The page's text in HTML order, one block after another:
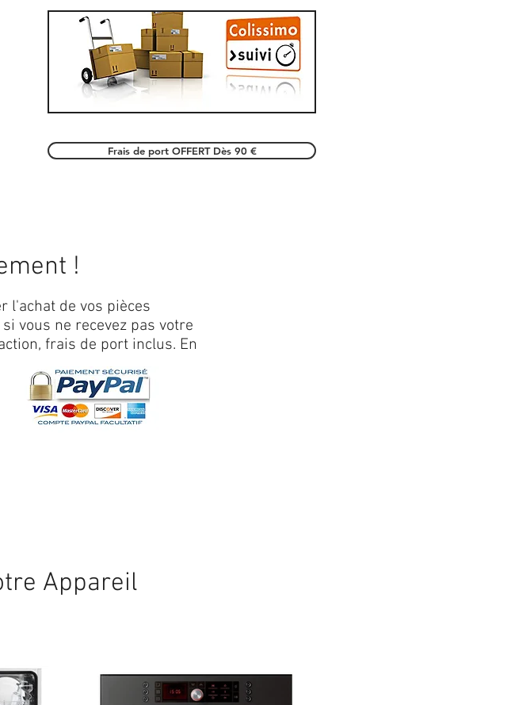
Frais de port OFFERT Dès 90 €
!
l'achat de vos pièces
vous ne recevez pas votre
frais de port inclus. En
Appareil